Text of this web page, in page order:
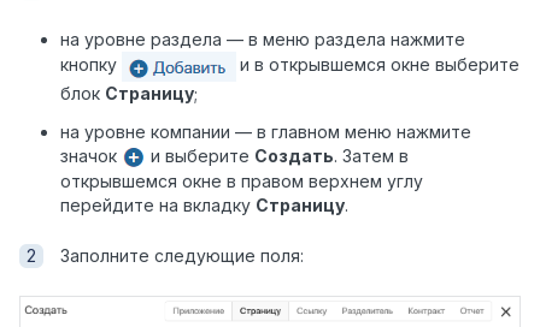
на уровне раздела — в меню раздела нажмите
кнопку
и в открывшемся окне выберите
блок Страницу;
на уровне компании — в главном меню нажмите
значок
и выберите Создать. Затем в
открывшемся окне в правом верхнем углу
перейдите на вкладку Страницу.
Заполните следующие поля: